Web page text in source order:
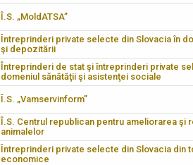
Î.S. „MoldATSA”
Întreprinderi private selecte din Slovacia în
şi depozitării
Întreprinderi de stat şi întreprinderi private
domeniul sănătăţii şi asistenţei sociale
Î.S. „Vamservinform”
Î.S. Centrul republican pentru ameliorarea şi
animalelor
Întreprinderi private selecte din Slovacia din
economice